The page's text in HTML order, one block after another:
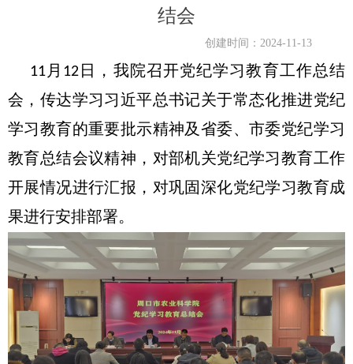
结会
创建时间： 2024-11-13
11月12日，我院召开党纪学习教育工作总结
会，传达学习习近平总书记关于常态化推进党纪
学习教育的重要批示精神及省委、市委党纪学习
教育总结会议精神，对部机关党纪学习教育工作
开展情况进行汇报，对巩固深化党纪学习教育成
果进行安排部署。